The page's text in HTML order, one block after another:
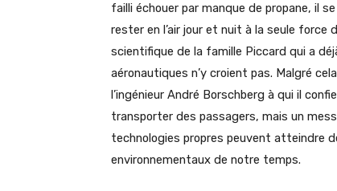
failli échouer par manque de propane, il
rester en l’air jour et nuit à la seule force
scientifique de la famille Piccard qui a
aéronautiques n’y croient pas. Malgré
l’ingénieur André Borschberg à qui il
transporter des passagers, mais un
technologies propres peuvent atteindre
environnementaux de notre temps.